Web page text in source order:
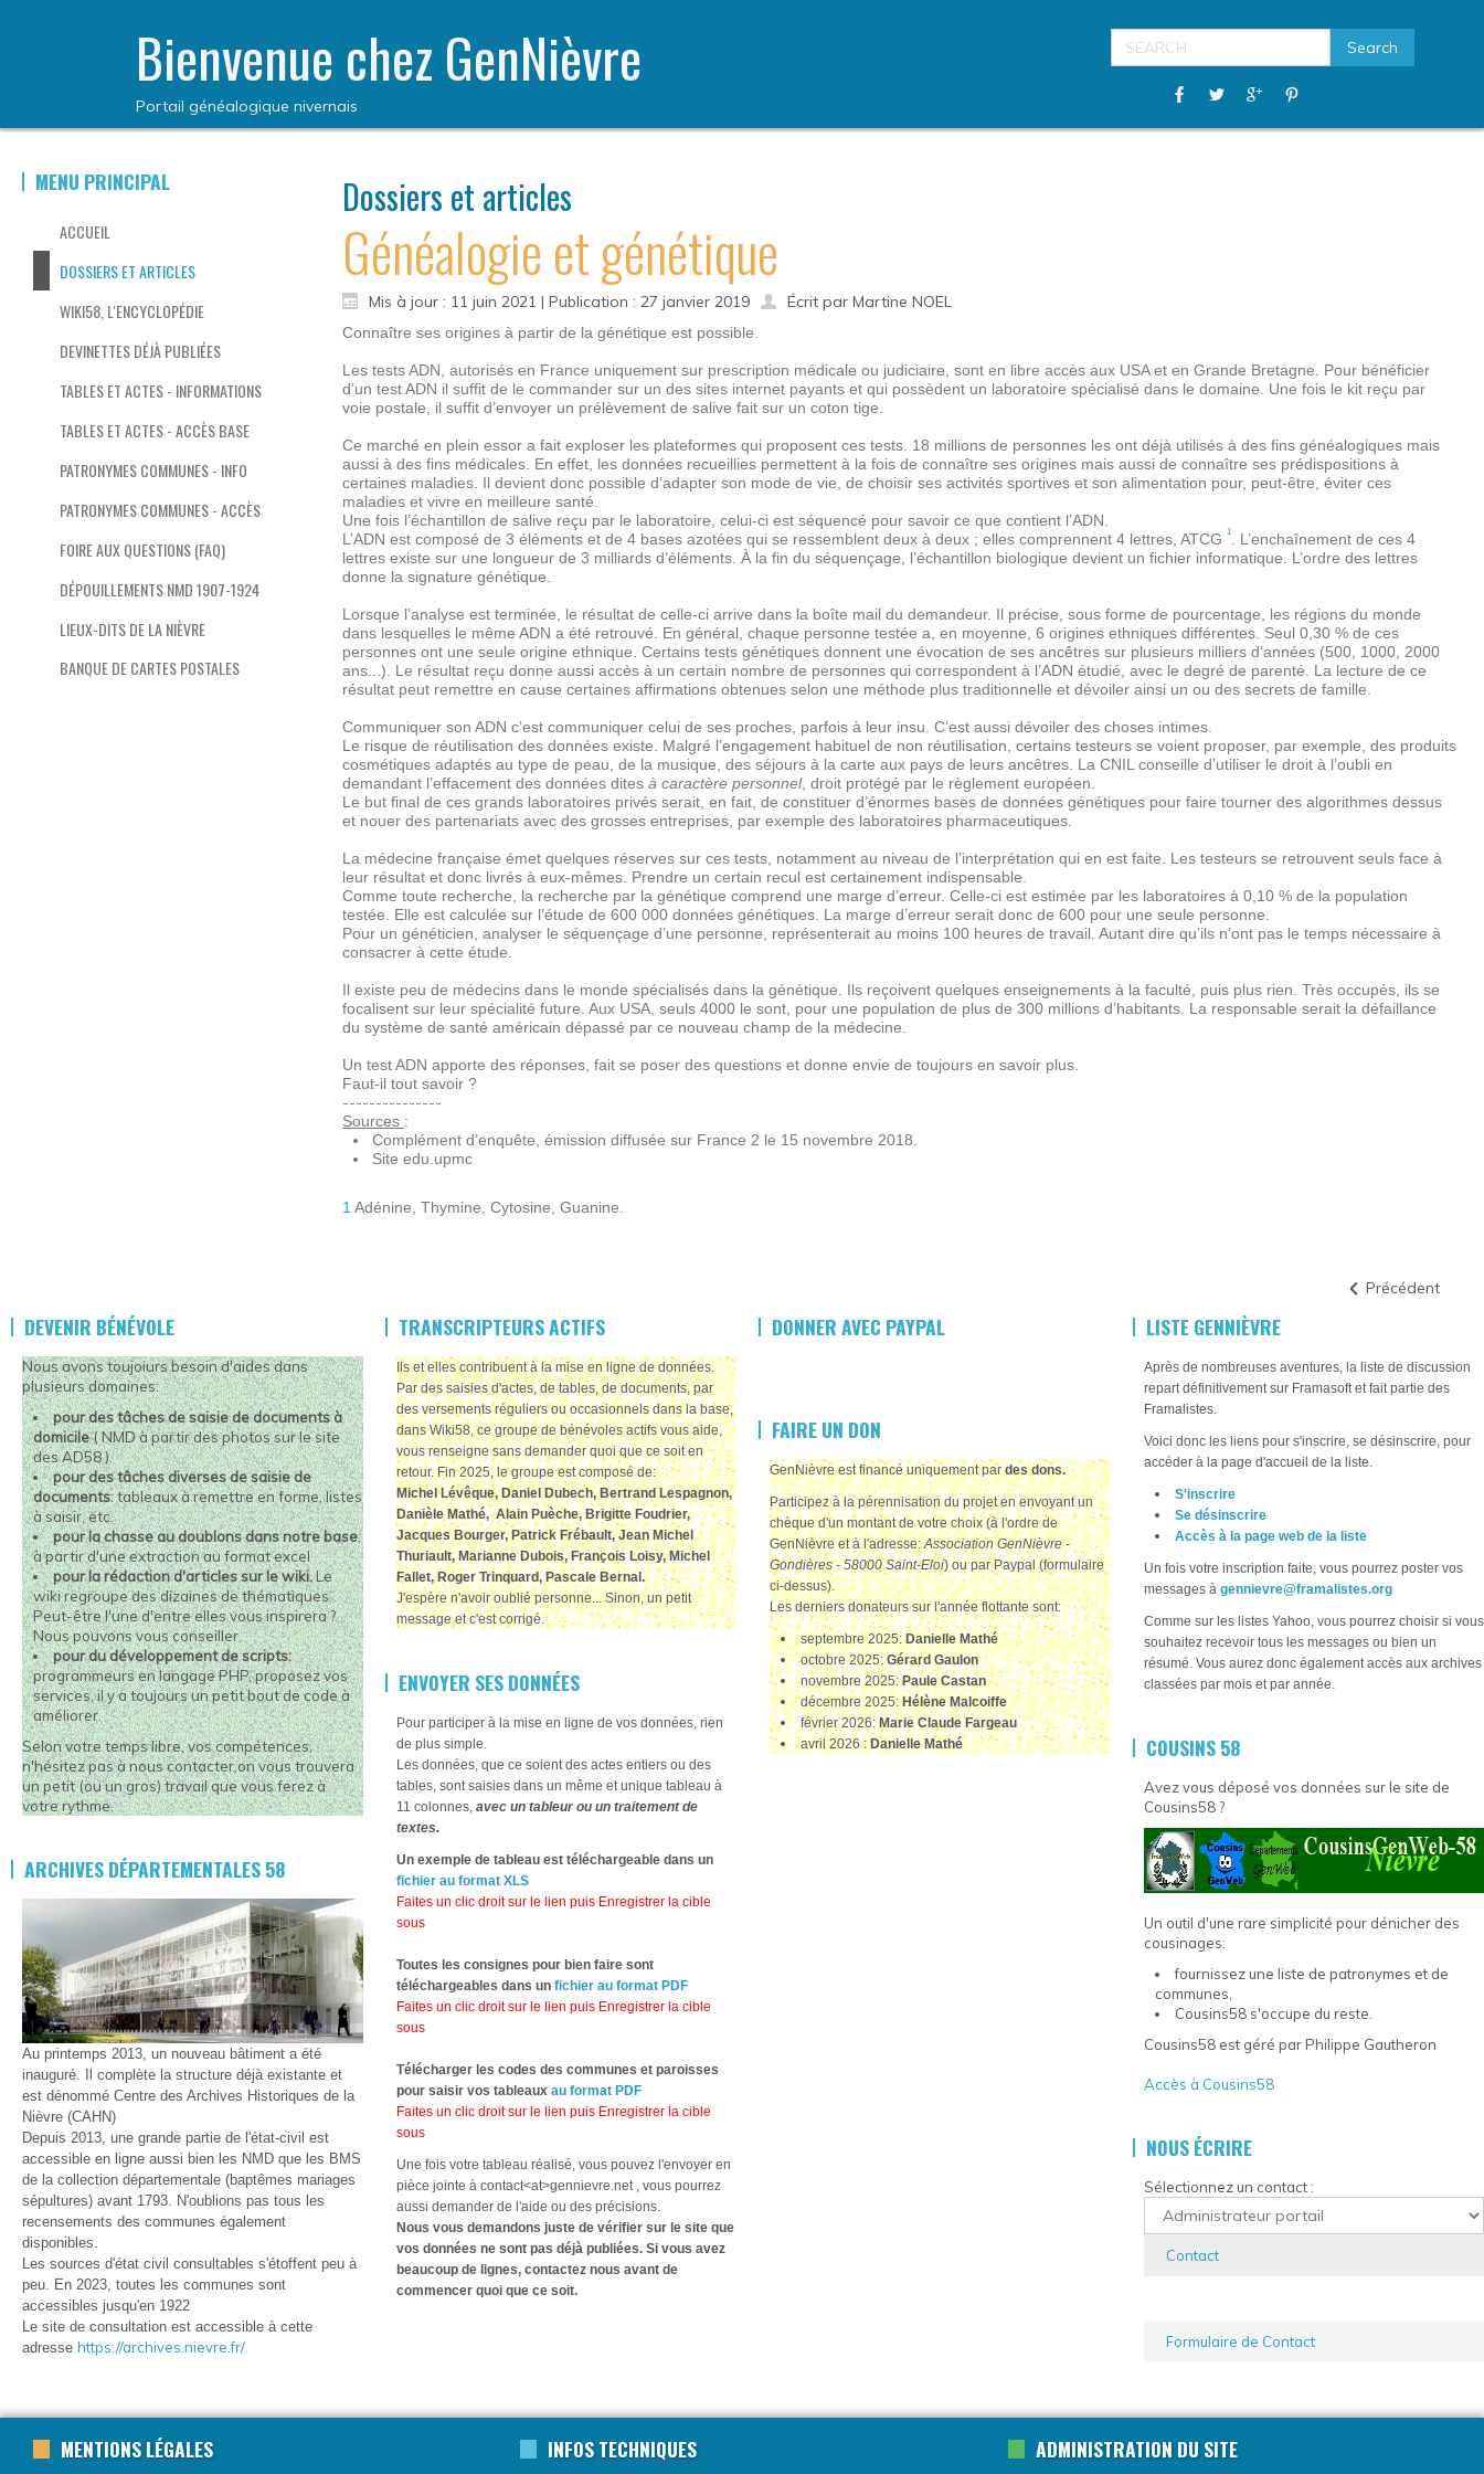
Bienvenue chez GenNièvre
Portail généalogique nivernais
MENU PRINCIPAL
ACCUEIL
DOSSIERS ET ARTICLES
WIKI58, L'ENCYCLOPÉDIE
DEVINETTES DÉJÀ PUBLIÉES
TABLES ET ACTES - INFORMATIONS
TABLES ET ACTES - ACCÈS BASE
PATRONYMES COMMUNES - INFO
PATRONYMES COMMUNES - ACCÈS
FOIRE AUX QUESTIONS (FAQ)
DÉPOUILLEMENTS NMD 1907-1924
LIEUX-DITS DE LA NIÈVRE
BANQUE DE CARTES POSTALES
Dossiers et articles
Généalogie et génétique
Mis à jour : 11 juin 2021| Publication : 27 janvier 2019 Écrit par Martine NOEL
Connaître ses origines à partir de la génétique est possible.
Les tests ADN, autorisés en France uniquement sur prescription médicale ou judiciaire, sont en libre accès aux USA et en Grande Bretagne. Pour bénéficier
d’un test ADN il suffit de le commander sur un des sites internet payants et qui possèdent un laboratoire spécialisé dans le domaine. Une fois le kit reçu par
voie postale, il suffit d’envoyer un prélèvement de salive fait sur un coton tige.
Ce marché en plein essor a fait exploser les plateformes qui proposent ces tests. 18 millions de personnes les ont déjà utilisés à des fins généalogiques mais
aussi à des fins médicales. En effet, les données recueillies permettent à la fois de connaître ses origines mais aussi de connaître ses prédispositions à
certaines maladies. Il devient donc possible d’adapter son mode de vie, de choisir ses activités sportives et son alimentation pour, peut-être, éviter ces
maladies et vivre en meilleure santé.
Une fois l’échantillon de salive reçu par le laboratoire, celui-ci est séquencé pour savoir ce que contient l’ADN.
L’ADN est composé de 3 éléments et de 4 bases azotées qui se ressemblent deux à deux ; elles comprennent 4 lettres, ATCG 1. L’enchaînement de ces 4
lettres existe sur une longueur de 3 milliards d’éléments. Àla fin du séquençage, l’échantillon biologique devient un fichier informatique. L’ordre des lettres
donne la signature génétique.
Lorsque l’analyse est terminée, le résultat de celle-ci arrive dans la boîte mail du demandeur. Il précise, sous forme de pourcentage, les régions du monde
dans lesquelles le même ADN a été retrouvé. En général, chaque personne testée a, en moyenne, 6 origines ethniques différentes. Seul 0,30 % de ces
personnes ont une seule origine ethnique. Certains tests génétiques donnent une évocation de ses ancêtres sur plusieurs milliers d’années (500, 1000, 2000
ans...). Le résultat reçu donne aussi accès à un certain nombre de personnes qui correspondent à l’ADN étudié, avec le degré de parenté. La lecture de ce
résultat peut remettre en cause certaines affirmations obtenues selon une méthode plus traditionnelle et dévoiler ainsi un ou des secrets de famille.
Communiquer son ADN c’est communiquer celui de ses proches, parfois à leur insu. C’est aussi dévoiler des choses intimes.
Le risque de réutilisation des données existe. Malgré l’engagement habituel de non réutilisation, certains testeurs se voient proposer, par exemple, des produits
cosmétiques adaptés au type de peau, de la musique, des séjours à la carte aux pays de leurs ancêtres. La CNIL conseille d’utiliser le droit à l’oubli en
demandant l’effacement des données dites à caractère personnel, droit protégé par le règlement européen.
Le but final de ces grands laboratoires privés serait, en fait, de constituer d’énormes bases de données génétiques pour faire tourner des algorithmes dessus
et nouer des partenariats avec des grosses entreprises, par exemple des laboratoires pharmaceutiques.
La médecine française émet quelques réserves sur ces tests, notamment au niveau de l’interprétation qui en est faite. Les testeurs se retrouvent seuls face à
leur résultat et donc livrés à eux-mêmes. Prendre un certain recul est certainement indispensable.
Comme toute recherche, la recherche par la génétique comprend une marge d’erreur. Celle-ci est estimée par les laboratoires à 0,10 % de la population
testée. Elle est calculée sur l’étude de 600 000 données génétiques. La marge d’erreur serait donc de 600 pour une seule personne.
Pour un généticien, analyser le séquençage d’une personne, représenterait au moins 100 heures de travail. Autant dire qu’ils n’ont pas le temps nécessaire à
consacrer à cette étude.
Il existe peu de médecins dans le monde spécialisés dans la génétique. Ils reçoivent quelques enseignements à la faculté, puis plus rien. Très occupés, ils se
focalisent sur leur spécialité future. Aux USA, seuls 4000 le sont, pour une population de plus de 300 millions d’habitants. La responsable serait la défaillance
du système de santé américain dépassé par ce nouveau champ de la médecine.
Un test ADN apporte des réponses, fait se poser des questions et donne envie de toujours en savoir plus.
Faut-il tout savoir ?
---------------
Sources :
Complément d’enquête, émission diffusée sur France 2 le 15 novembre 2018.
Site edu.upmc
1Adénine, Thymine, Cytosine, Guanine.
Précédent
DEVENIR BÉNÉVOLE
Nous avons toujoiurs besoin d'aides dans
plusieurs domaines:
pour des tâches de saisie de documents à
domicile( NMD à partir des photos sur le site
des AD58 ).
pour des tâches diverses de saisie de
documents: tableaux à remettre en forme, listes
à saisir, etc.
pour la chasse au doublons dans notre base,
à partir d'une extraction au format excel
pour la rédaction d'articles sur le wiki.Le
wiki regroupe des dizaines de thématiques.
Peut-être l'une d'entre elles vous inspirera ?
Nous pouvons vous conseiller.
pour du développement de scripts:
programmeurs en langage PHP,proposez vos
services, il y a toujours un petit bout de code à
améliorer.
Selon votre temps libre, vos compétences,
n'hésitez pas à nous contacter,on vous trouvera
un petit (ou un gros) travail que vous ferez à
votre rythme.
ARCHIVES DÉPARTEMENTALES 58
Au printemps 2013, un nouveau bâtiment a été
inauguré. Il complète la structure déjà existante et
est dénommé Centre des Archives Historiques de la
Nièvre (CAHN)
Depuis 2013, une grande partie de l'état-civil est
accessible en ligne aussi bien les NMD que les BMS
de la collection départementale (baptêmes mariages
sépultures) avant 1793. N'oublions pas tous les
recensements des communes également
disponibles.
Les sources d'état civil consultables s'étoffent peu à
peu. En 2023, toutes les communes sont
accessibles jusqu'en 1922
Le site de consultation est accessible à cette
adresse https://archives.nievre.fr/
TRANSCRIPTEURS ACTIFS
Ils et elles contribuent à la mise en ligne de données.
Par des saisies d'actes, de tables, de documents, par
des versements réguliers ou occasionnels dans la base,
dans Wiki58, ce groupe de bénévoles actifs vous aide,
vous renseigne sans demander quoi que ce soit en
retour. Fin 2025, le groupe est composé de:
Michel Lévêque, Daniel Dubech, Bertrand Lespagnon,
Danièle Mathé, Alain Puèche, Brigitte Foudrier,
Jacques Bourger, Patrick Frébault, Jean Michel
Thuriault, Marianne Dubois, François Loisy, Michel
Fallet, Roger Trinquard, Pascale Bernal.
J'espère n'avoir oublié personne... Sinon, un petit
message et c'est corrigé.
ENVOYER SES DONNÉES
Pour participer à la mise en ligne de vos données, rien
de plus simple.
Les données, que ce soient des actes entiers ou des
tables, sont saisies dans un même et unique tableau à
11 colonnes, avec un tableur ou un traitement de
textes.
Un exemple de tableau est téléchargeable dans un
fichier au format XLS
Faites un clic droit sur le lien puis Enregistrer la cible
sous
Toutes les consignes pour bien faire sont
téléchargeables dans un fichier au format PDF
Faites un clic droit sur le lien puis Enregistrer la cible
sous
Télécharger les codes des communes et paroisses
pour saisir vos tableaux au format PDF
Faites un clic droit sur le lien puis Enregistrer la cible
sous
Une fois votre tableau réalisé, vous pouvez l'envoyer en
pièce jointe à contact<at>gennievre.net , vous pourrez
aussi demander de l'aide ou des précisions.
Nous vous demandons juste de vérifier sur le site que
vos données ne sont pas déjà publiées. Si vous avez
beaucoup de lignes, contactez nous avant de
commencer quoi que ce soit.
DONNER AVEC PAYPAL
FAIRE UN DON
GenNièvre est financé uniquement pardes dons.
Participez à la pérennisation du projet en envoyant un
chèque d'un montant de votre choix (à l'ordre de
GenNièvre et à l'adresse:Association GenNièvre -
Gondières - 58000 Saint-Eloi) ou par Paypal (formulaire
ci-dessus).
Les derniers donateurs sur l'année flottante sont:
septembre 2025:Danielle Mathé
octobre 2025:Gérard Gaulon
novembre 2025:Paule Castan
décembre 2025:Hélène Malcoiffe
février 2026:Marie Claude Fargeau
avril 2026 :Danielle Mathé
LISTE GENNIÈVRE
Après de nombreuses aventures, la liste de discussion
repart définitivement sur Framasoft et fait partie des
Framalistes.
Voici donc les liens pour s'inscrire, se désinscrire, pour
accéder à la page d'accueil de la liste.
S'inscrire
Se désinscrire
Accès à la page web de la liste
Un fois votre inscription faite, vous pourrez poster vos
messages à gennievre@framalistes.org
Comme sur les listes Yahoo, vous pourrez choisir si vous
souhaitez recevoir tous les messages ou bien un
résumé. Vous aurez donc également accès aux archives
classées par mois et par année.
COUSINS 58
Avez vous déposé vos données sur le site de
Cousins58 ?
Un outil d'une rare simplicité pour dénicher des
cousinages:
fournissez une liste de patronymes et de
communes,
Cousins58 s'occupe du reste.
Cousins58 est géré par Philippe Gautheron
Accès à Cousins58
NOUS ÉCRIRE
Sélectionnez un contact :
Contact
Formulaire de Contact
MENTIONS LÉGALES INFOS TECHNIQUES ADMINISTRATION DU SITE